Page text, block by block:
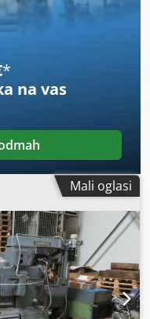
*
na vas
Mali oglasi